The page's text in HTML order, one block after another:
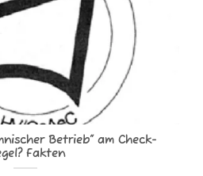
Betrieb“ am Check-
Fakten